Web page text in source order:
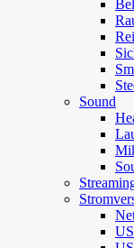
Sound